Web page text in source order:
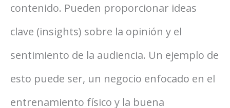
contenido. Pueden proporcionar ideas
clave (insights) sobre la opinión y el
sentimiento de la audiencia. Un ejemplo de
esto puede ser, un negocio enfocado en el
entrenamiento físico y la buena